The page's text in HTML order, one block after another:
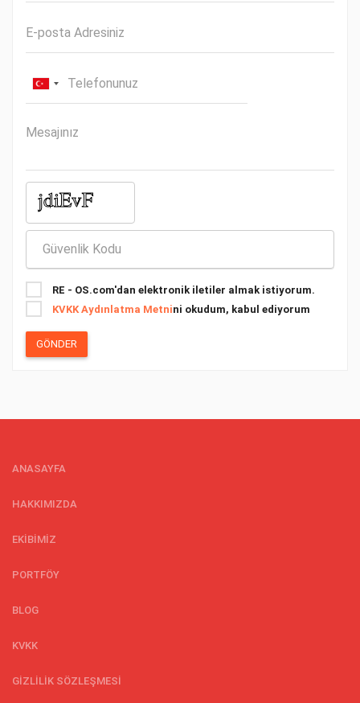
RE - OS.com'dan elektronik iletiler almak istiyorum.
KVKK Aydınlatma Metnini okudum, kabul ediyorum
GÖNDER
ANASAYFA
HAKKIMIZDA
EKİBİMİZ
PORTFÖY
BLOG
KVKK
GİZLİLİK SÖZLEŞMESİ